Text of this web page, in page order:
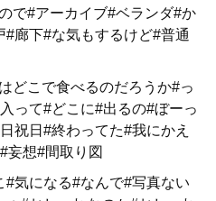
で#アーカイブ#ベランダ#か
#廊下#な気もするけど#普通
どこで食べるのだろうか#っ
って#どこに#出るの#ぼーっ
祝日#終わってた#我にかえ
妄想#間取り図
#気になる#なんで#写真ない